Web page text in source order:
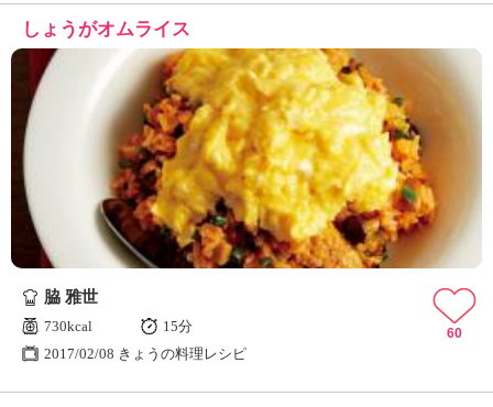
しょうがオムライス
脇 雅世
730kcal
15分
2017/02/08 きょうの料理レシピ
60